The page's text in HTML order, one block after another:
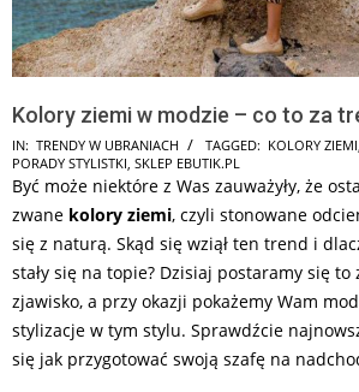
Kolory ziemi w modzie – co to za
2026-
06-
24
IN: TRENDY W UBRANIACH TAGGED: KOLORY ZIEMI
PORADY STYLISTKI SKLEP EBUTIK.PL
Być może niektóre z Was zauważyły, że
zwane kolory ziemi, czyli stonowane
się z naturą. Skąd się wziął ten trend i
stały się na topie? Dzisiaj postaramy się
zjawisko, a przy okazji pokażemy Wam
stylizacje w tym stylu. Sprawdźcie
się jak przygotować swoją szafę na